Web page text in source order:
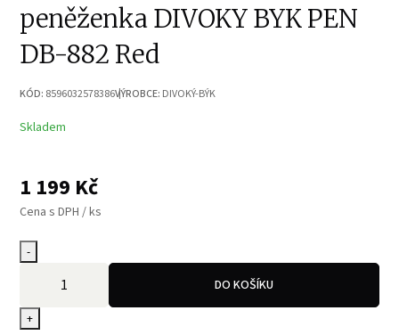
peněženka DIVOKY BYK PEN
DB-882 Red
KÓD: 8596032578386VÝROBCE: DIVOKÝ-BÝK
Skladem
1 199 Kč
Cena s DPH / ks
-
+
DO KOŠÍKU